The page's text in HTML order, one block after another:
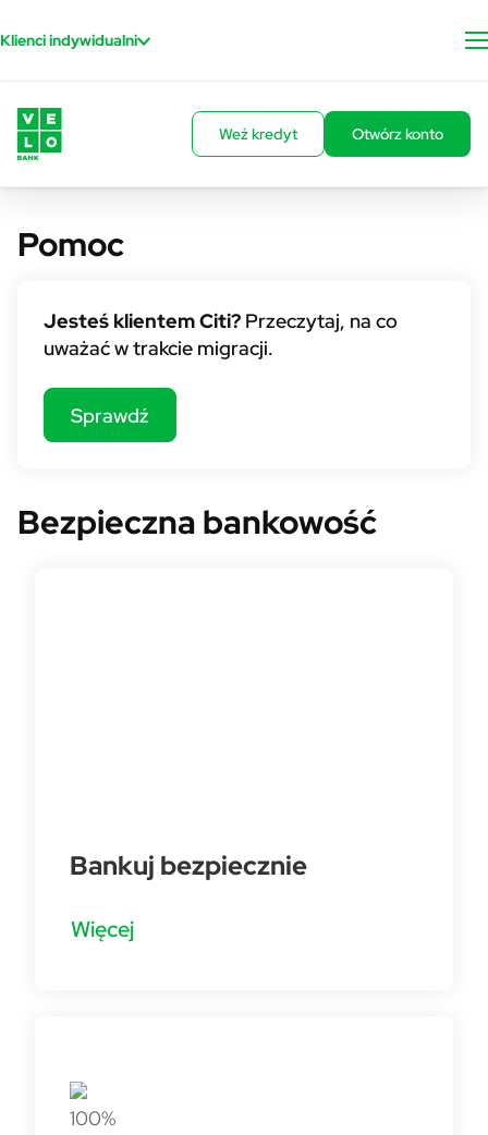
Klienci indywidualni
Weź kredyt Otwórz konto
Pomoc
Jesteś klientem Citi? Przeczytaj, na co
uważać w trakcie migracji.
Sprawdź
Bezpieczna bankowość
Bankuj bezpiecznie
Więcej